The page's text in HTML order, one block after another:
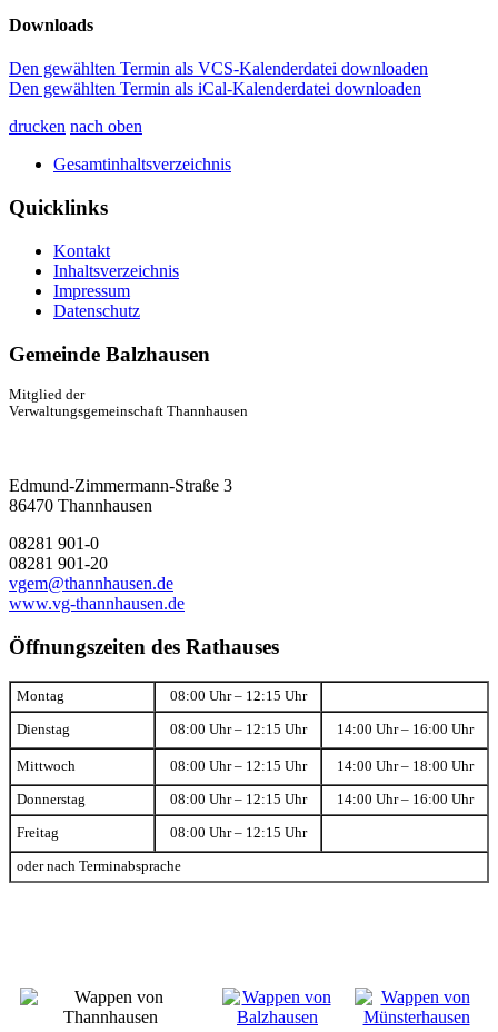
Downloads
Den gewählten Termin als VCS-Kalenderdatei downloaden
Den gewählten Termin als iCal-Kalenderdatei downloaden
drucken nach oben
Gesamtinhaltsverzeichnis
Quicklinks
Kontakt
Inhaltsverzeichnis
Impressum
Datenschutz
Gemeinde Balzhausen
Mitglied der
Verwaltungsgemeinschaft Thannhausen
Edmund-Zimmermann-Straße 3
86470 Thannhausen
08281 901-0
08281 901-20
vgem@thannhausen.de
www.vg-thannhausen.de
Öffnungszeiten des Rathauses
Montag 08:00 Uhr – 12:15 Uhr
Dienstag 08:00 Uhr – 12:15 Uhr 14:00 Uhr – 16:00 Uhr
Mittwoch 08:00 Uhr – 12:15 Uhr 14:00 Uhr – 18:00 Uhr
Donnerstag 08:00 Uhr – 12:15 Uhr 14:00 Uhr – 16:00 Uhr
Freitag 08:00 Uhr – 12:15 Uhr
oder nach Terminabsprache